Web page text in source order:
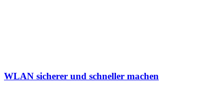
WLAN sicherer und schneller machen